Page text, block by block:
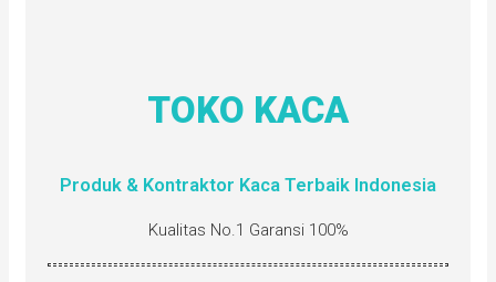
TOKO KACA
Produk & Kontraktor Kaca Terbaik Indonesia
Kualitas No.1 Garansi 100%